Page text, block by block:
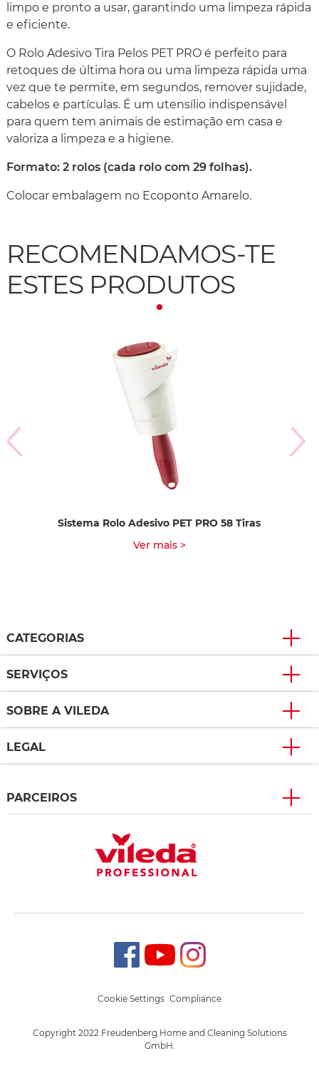
limpo e pronto a usar, garantindo uma limpeza rápida
e eficiente.
O Rolo Adesivo Tira Pelos PET PRO é perfeito para
retoques de última hora ou uma limpeza rápida uma
vez que te permite, em segundos, remover sujidade,
cabelos e partículas. É um utensílio indispensável
para quem tem animais de estimação em casa e
valoriza a limpeza e a higiene.
Formato: 2 rolos (cada rolo com 29 folhas).
Colocar embalagem no Ecoponto Amarelo.
RECOMENDAMOS-TE
ESTES PRODUTOS
Sistema Rolo Adesivo PET PRO 58 Tiras
Ver mais >
CATEGORIAS
SERVIÇOS
SOBRE A VILEDA
LEGAL
PARCEIROS
Copyright 2022 Freudenberg Home and Cleaning Solutions
GmbH.
Cookie Settings Compliance